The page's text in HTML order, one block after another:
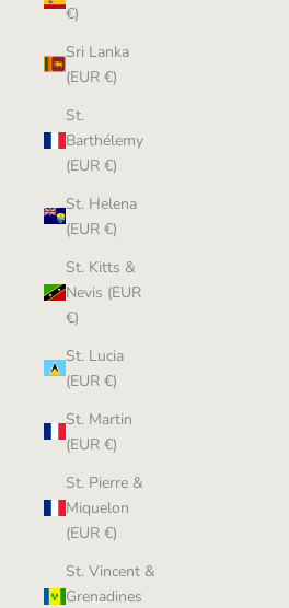
€)
Sri Lanka
(EUR €)
St.
Barthélemy
(EUR €)
St. Helena
(EUR €)
St. Kitts &
Nevis (EUR
€)
St. Lucia
(EUR €)
St. Martin
(EUR €)
St. Pierre &
Miquelon
(EUR €)
St. Vincent &
Grenadines